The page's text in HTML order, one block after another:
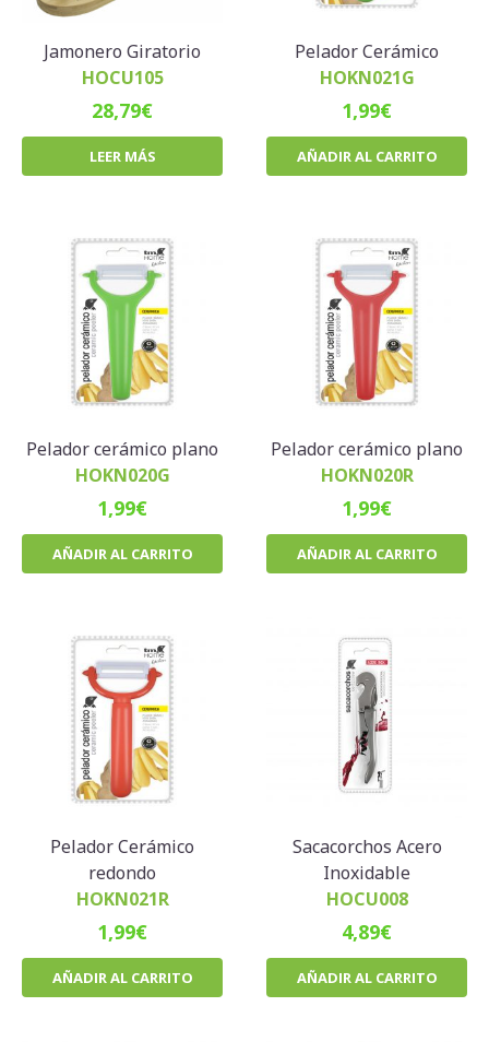
Jamonero Giratorio
HOCU105
28,79€
LEER MÁS
Pelador Cerámico
HOKN021G
1,99€
AÑADIR AL CARRITO
Pelador cerámico plano
HOKN020G
1,99€
AÑADIR AL CARRITO
Pelador cerámico plano
HOKN020R
1,99€
AÑADIR AL CARRITO
Pelador Cerámico
redondo
HOKN021R
1,99€
AÑADIR AL CARRITO
Sacacorchos Acero
Inoxidable
HOCU008
4,89€
AÑADIR AL CARRITO